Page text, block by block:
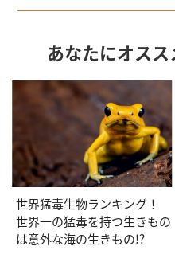
あなたにオス
世界猛毒生物ランキング！
世界一の猛毒を持つ生きもの
は意外な海の生きもの!?